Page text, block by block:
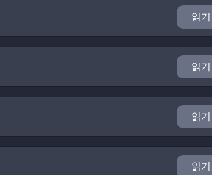
읽기
읽기
읽기
읽기